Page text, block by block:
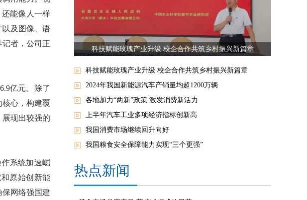
能像人一样
以及图像、语
者，公司正
亿元。除了
心，构建覆
现出较强的
系统加速崛
原始创新能
网络强国建
科技赋能玫瑰产业升级 校企合作共筑乡村振兴新篇章
科技赋能玫瑰产业升级 校企合作共筑乡村振兴新篇章
2024年我国新能源汽车产销量均超1200万辆
各地加力“两新”政策 激发消费新活力
上半年汽车工业多项经济指标创新高
我国消费市场继续回升向好
我国粮食安全保障能力实现“三个更强”
热点新闻